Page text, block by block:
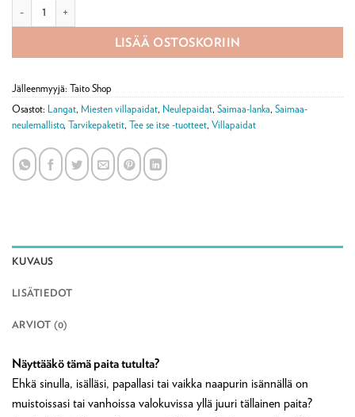
LISÄÄ OSTOSKORIIN
Jälleenmyyjä: Taito Shop
Osastot: Langat, Miesten villapaidat, Neulepaidat, Saimaa-lanka, Saimaa-
neulemallisto, Tarvikepaketit, Tee se itse -tuotteet, Villapaidat
KUVAUS
LISÄTIEDOT
ARVIOT (0)
Näyttääkö tämä paita tutulta?
Ehkä sinulla, isälläsi, papallasi tai vaikka naapurin isännällä on
muistoissasi tai vanhoissa valokuvissa yllä juuri tällainen paita?